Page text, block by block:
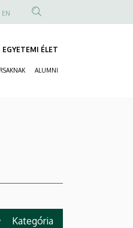
EN
EGYETEMI ÉLET
ALUMNI
Kategória